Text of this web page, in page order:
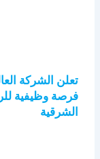
فرصة وظيفية
الشرقية